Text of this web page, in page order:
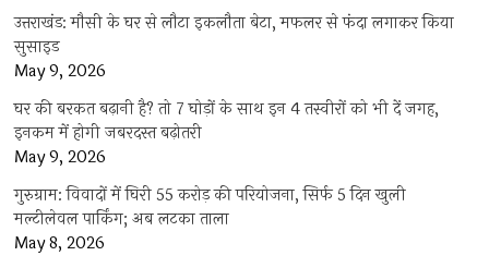
उत्तराखंड: मौसी के घर से लौटा इकलौता बेटा, मफलर से फंदा लगाकर किया
सुसाइड
May 9, 2026
घर की बरकत बढ़ानी है? तो 7 घोड़ों के साथ इन 4 तस्वीरों को भी दें जगह,
इनकम में होगी जबरदस्त बढ़ोतरी
May 9, 2026
गुरुग्राम: विवादों में घिरी 55 करोड़ की परियोजना, सिर्फ 5 दिन खुली
मल्टीलेवल पार्किंग; अब लटका ताला
May 8, 2026